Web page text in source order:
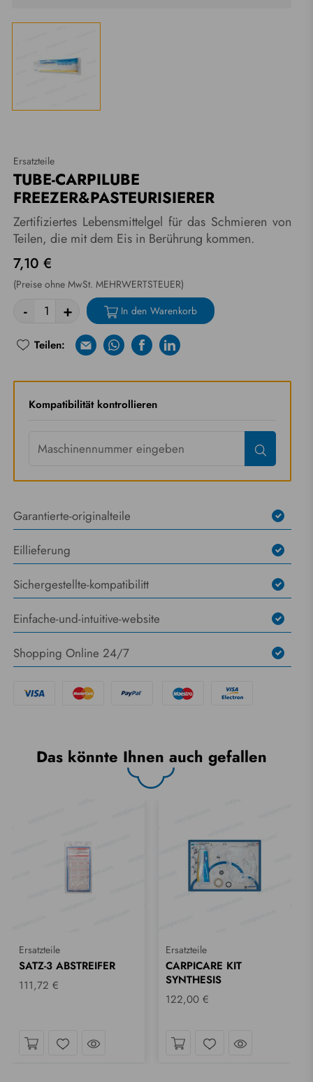
Ersatzteile
TUBE-CARPILUBE
FREEZER&PASTEURISIERER
Zertifiziertes Lebensmittelgel für das Schmieren von
Teilen, die mit dem Eis in Berührung kommen.
7,10 €
(Preise ohne MwSt. MEHRWERTSTEUER)
- + In den Warenkorb
Teilen: E-mailWhatsapp
FacebookLinkedin
Kompatibilität kontrollieren
Garantierte-originalteile
Eillieferung
Sichergestellte-kompatibilitt
Einfache-und-intuitive-website
Shopping Online 24/7
Das könnte Ihnen auch gefallen
hineinwerfen
Ersatzteile
SATZ-3 ABSTREIFER
111,72 €
Einen Blick hineinwerfen
Ersatzteile
CARPICARE KIT
SYNTHESIS
122,00 €
Einen Blick